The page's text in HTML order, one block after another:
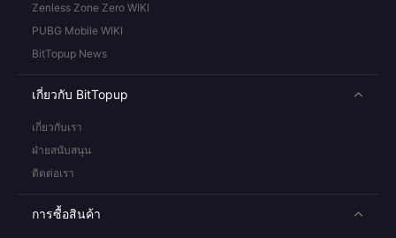
Zenless Zone Zero WIKI
PUBG Mobile WIKI
BitTopup News
เกี่ยวกับ BitTopup
เกี่ยวกับเรา
ฝ่ายสนับสนุน
ติดต่อเรา
การซื้อสินค้า